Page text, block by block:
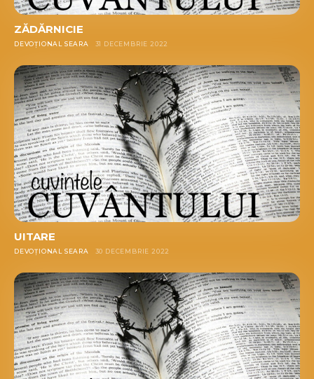
ZĂDĂRNICIE
DEVOȚIONAL SEARA 31 DECEMBRIE 2022
UITARE
DEVOȚIONAL SEARA 30 DECEMBRIE 2022